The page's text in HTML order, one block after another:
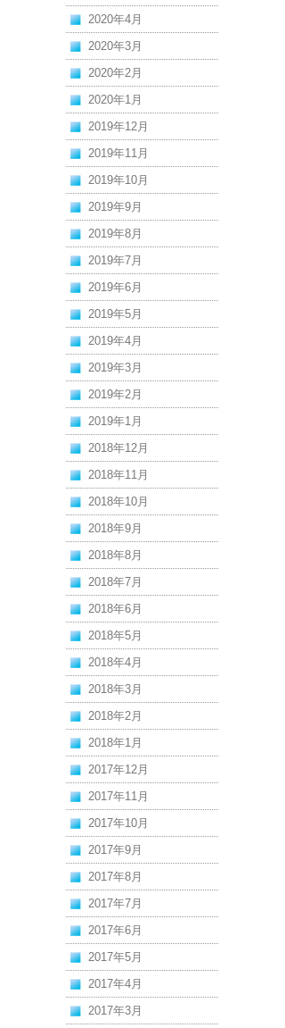
2020年4月
2020年3月
2020年2月
2020年1月
2019年12月
2019年11月
2019年10月
2019年9月
2019年8月
2019年7月
2019年6月
2019年5月
2019年4月
2019年3月
2019年2月
2019年1月
2018年12月
2018年11月
2018年10月
2018年9月
2018年8月
2018年7月
2018年6月
2018年5月
2018年4月
2018年3月
2018年2月
2018年1月
2017年12月
2017年11月
2017年10月
2017年9月
2017年8月
2017年7月
2017年6月
2017年5月
2017年4月
2017年3月